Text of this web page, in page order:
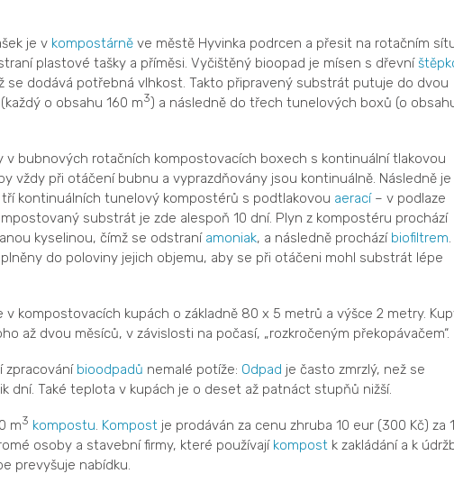
je v kompostárněve městě Hyvinka podrcen a přesit na rotačním
plastové tašky a příměsi. Vyčištěný bioopad je mísen s dřevní
se dodává potřebná vlhkost. Takto připravený substrát putuje do dvou
o obsahu 160 m3) a následně do třech tunelových boxů (o
bubnových rotačních kompostovacích boxech s kontinuální tlakovou
vždy při otáčení bubnu a vyprazdňovány jsou kontinuálně. Následně je
kontinuálních tunelový kompostérů s podtlakovou aerací– v podlaze
substrát je zde alespoň 10 dní. Plyn z kompostéru prochází
kyselinou, čímž se odstraní amoniak, a následně prochází biofiltrem.
do poloviny jejich objemu, aby se při otáčeni mohl substrát lépe
kompostovacích kupách o základně 80 x 5 metrů a výšce 2 metry.
až dvou měsíců, v závislosti na počasí, „rozkročeným překopávačem“.
zpracování bioodpadů nemalé potíže: Odpad je často zmrzlý, než se
dní. Také teplota v kupách je o deset až patnáct stupňů nižší.
m3 kompostu. Kompostje prodáván za cenu zhruba 10 eur (300 Kč) za 1
osoby a stavební firmy, které používají kompostk zakládání a k
prevyšuje nabídku.